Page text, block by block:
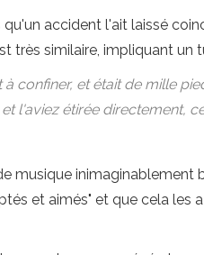
accident l'ait laissé
très similaire, impliquant un
confiner, et était de mille
l'aviez étirée directement,
musique inimaginablement
et aimés" et que cela les